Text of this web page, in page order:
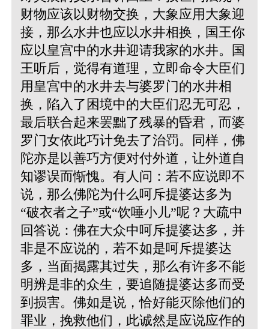
财物应该以财物交换，大象应用大象迎
接，那么水井也应以水井相换，国王你
应以皇宫中的水井迎请我家的水井。国
王听后，觉得有道理，立即命令大臣们
用皇宫中的水井去与婆罗门的水井相
换，陷入了困境中的大臣们忍无可忍，
最后联合起来罢黜了残暴的昏君，而婆
罗门女依此巧计免去了治罚。同样，佛
陀亦是以善巧方便对付外道，让外道自
知谬误而惭愧。有人问：若不应说即不
说，那么佛陀为什么呵斥提婆达多为
“破衣者之子”或“饮唾小儿”呢？大疏中
回答说：佛在大众中呵斥提婆达多，并
非是不应说的，若不如是呵斥提婆达
多，当面揭露其过失，那么有许多不能
明辨是非的众生，要追随提婆达多而受
到损害。佛如是说，恰好能灭除他们的
罪业，挽救他们，此诚然是应说应作的